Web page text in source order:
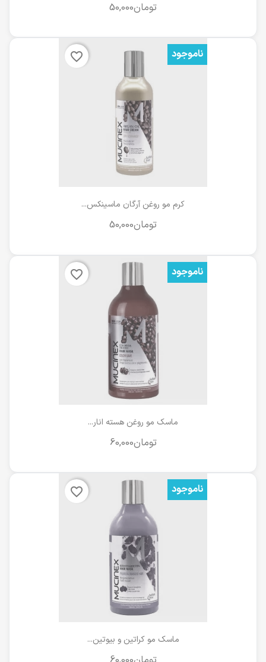
کرم مو روغن آرگان ماسینکس...
ناموجود favorite_border
ماسک مو روغن هسته انار...
‎تومان60,000
ناموجود favorite_border
ماسک مو کراتین و بیوتین...
ناموجود favorite_border